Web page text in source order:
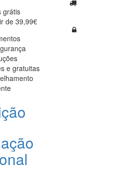
grátis
de 39,99€
e gratuitas